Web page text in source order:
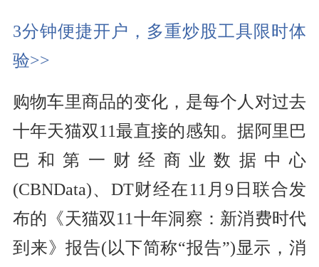
3分钟便捷开户，多重炒股工具限时体
验>>
购物车里商品的变化，是每个人对过去
十年天猫双11最直接的感知。据阿里巴
巴和第一财经商业数据中心
(CBNData)、DT财经在11月9日联合发
布的《天猫双11十年洞察：新消费时代
到来》报告(以下简称“报告”)显示，消